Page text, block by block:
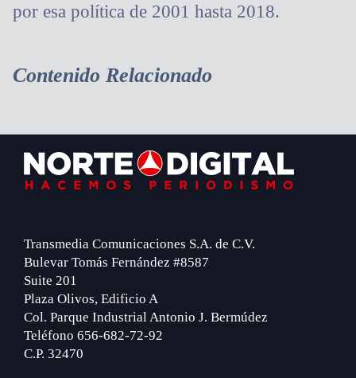
por esa política de 2001 hasta 2018.
Contenido Relacionado
Footer
Transmedia Comunicaciones S.A. de C.V.
Bulevar Tomás Fernández #8587
Suite 201
Plaza Olivos, Edificio A
Col. Parque Industrial Antonio J. Bermúdez
Teléfono 656-682-72-92
C.P. 32470